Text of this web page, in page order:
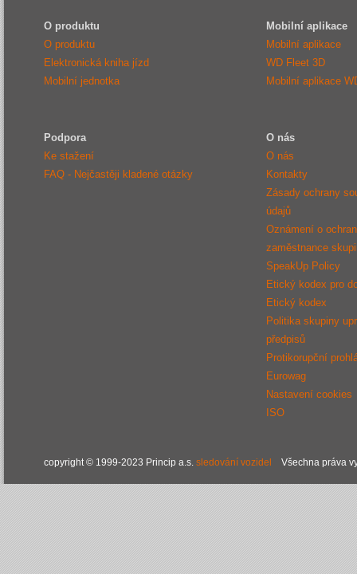
O produktu
O produktu
Elektronická kniha jízd
Mobilní jednotka
Mobilní aplikace
Mobilní aplikace
WD Fleet 3D
Mobilní aplikace
Podpora
Ke stažení
FAQ - Nejčastěji kladené otázky
O nás
O nás
Kontakty
Zásady ochrany
údajů
Oznámení o
zaměstnance
SpeakUp Policy
Etický kodex pro
Etický kodex
Politika skupiny
předpisů
Protikorupční
Eurowag
Nastavení cookies
ISO
copyright © 1999-2023 Princip a.s. sledování vozidel Všechna práva